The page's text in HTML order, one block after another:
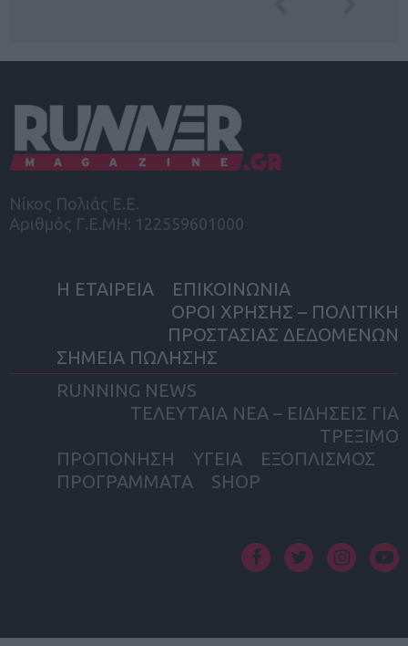
Νίκος Πολιάς Ε.Ε.
Αριθμός Γ.Ε.ΜΗ: 122559601000
Η ΕΤΑΙΡΕΙΑ
ΕΠΙΚΟΙΝΩΝΙΑ
ΟΡΟΙ ΧΡΗΣΗΣ – ΠΟΛΙΤΙΚΗ
ΠΡΟΣΤΑΣΙΑΣ ΔΕΔΟΜΕΝΩΝ
ΣΗΜΕΙΑ ΠΩΛΗΣΗΣ
RUNNING NEWS
ΤΕΛΕΥΤΑΙΑ ΝΕΑ – ΕΙΔΗΣΕΙΣ ΓΙΑ
ΤΡΕΞΙΜΟ
ΠΡΟΠΟΝΗΣΗ
ΥΓΕΙΑ
ΕΞΟΠΛΙΣΜΟΣ
ΠΡΟΓΡΑΜΜΑΤΑ
SHOP